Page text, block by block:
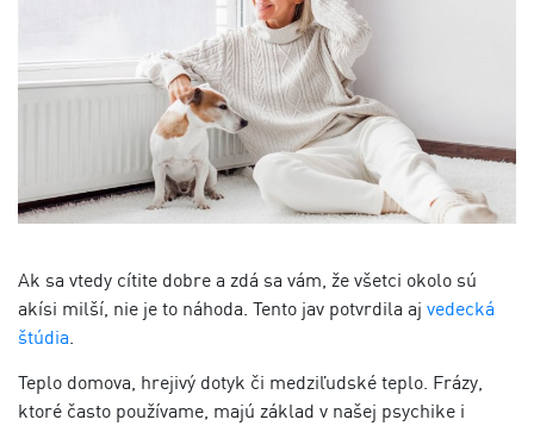
Ak sa vtedy cítite dobre a zdá sa vám, že všetci okolo sú
akísi milší, nie je to náhoda. Tento jav potvrdila aj vedecká
štúdia
Teplo domova, hrejivý dotyk či medziľudské teplo. Frázy,
ktoré často používame, majú základ v našej psychike i